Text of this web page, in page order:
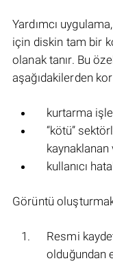
Yardımcı
için diskin tam bir
olanak tanır. Bu
aşağıdakilerden
kurtarma
“kötü”
kaynaklanan
kullanıcı
Görüntü
Resmi
olduğundan